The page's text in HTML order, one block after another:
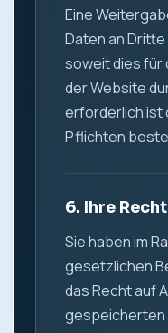
Eine
Daten an
soweit dies für
der Website
erforderlich ist
Pflichten
6. Ihre
Sie haben im
gesetzlichen
das Recht auf